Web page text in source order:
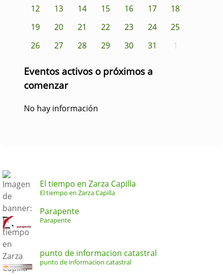
12
13 14 15 16 17
18
19
20 21 22 23 24
25
26
27 28 29 30 31 1
Eventos activos o próximos a
comenzar
No hay información
El tiempo en Zarza Capilla
El tiempo en Zarza Capilla
Parapente
Parapente
punto de informacion catastral
punto de informacion catastral